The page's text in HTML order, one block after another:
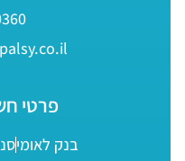
פרטי
בנק לאומי